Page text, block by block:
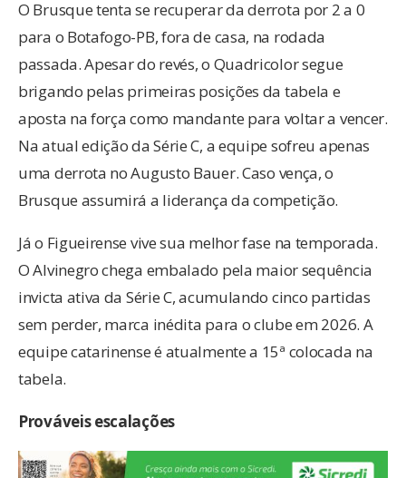
O Brusque tenta se recuperar da derrota por 2 a 0
para o Botafogo-PB, fora de casa, na rodada
passada. Apesar do revés, o Quadricolor segue
brigando pelas primeiras posições da tabela e
aposta na força como mandante para voltar a vencer.
Na atual edição da Série C, a equipe sofreu apenas
uma derrota no Augusto Bauer. Caso vença, o
Brusque assumirá a liderança da competição.
Já o Figueirense vive sua melhor fase na temporada.
O Alvinegro chega embalado pela maior sequência
invicta ativa da Série C, acumulando cinco partidas
sem perder, marca inédita para o clube em 2026. A
equipe catarinense é atualmente a 15ª colocada na
tabela.
Prováveis escalações